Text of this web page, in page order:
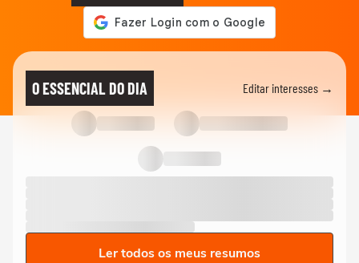
O ESSENCIAL DO DIA Editar interesses →
Ler todos os meus resumos